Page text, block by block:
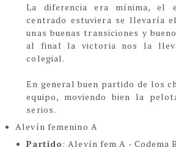
La diferencia era mínima, el
centrado estuviera se llevaría
unas buenas transiciones y
al final la victoria nos la
colegial.
En general buen partido de los
equipo, moviendo bien la
serios.
Alevín femenino A
Partido: Alevín fem A - Codema B